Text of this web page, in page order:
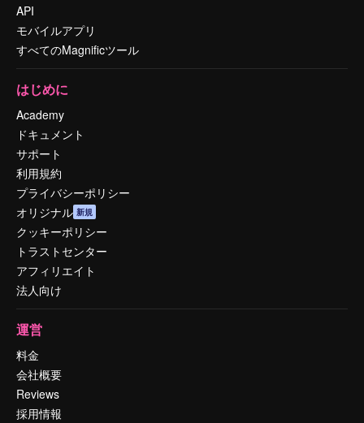
API
モバイルアプリ
すべてのMagnificツール
はじめに
Academy
ドキュメント
サポート
利用規約
プライバシーポリシー
オリジナル 新規
クッキーポリシー
トラストセンター
アフィリエイト
法人向け
運営
料金
会社概要
Reviews
採用情報